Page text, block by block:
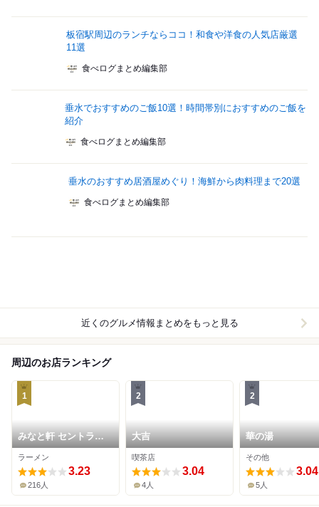
板宿駅周辺のランチならココ！和食や洋食の人気店厳選
11選
食べログまとめ編集部
垂水でおすすめのご飯10選！時間帯別におすすめのご飯を
紹介
食べログまとめ編集部
垂水のおすすめ居酒屋めぐり！海鮮から肉料理まで20選
食べログまとめ編集部
近くのグルメ情報まとめをもっと見る
周辺のお店ランキング
1
みなと軒 セントラル
キッチン店
ラーメン
3.23
216人
2
大吉
喫茶店
3.04
4人
2
華の湯
その他
3.04
5人